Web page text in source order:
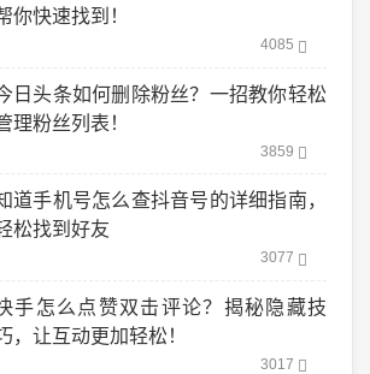
你快速找到！
4085
日头条如何删除粉丝？一招教你轻松
理粉丝列表！
3859
道手机号怎么查抖音号的详细指南，
松找到好友
3077
手怎么点赞双击评论？揭秘隐藏技
，让互动更加轻松！
3017